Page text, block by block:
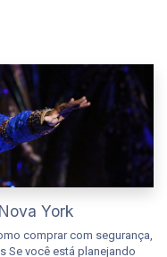
York
comprar com segurança,
Se você está planejando